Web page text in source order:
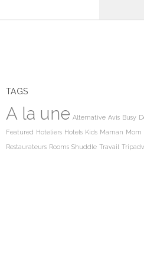
TAGS
A la une Alternative Avis Busy
Featured Hoteliers Hotels Kids Maman Mom
Restaurateurs Rooms Shuddle Travail